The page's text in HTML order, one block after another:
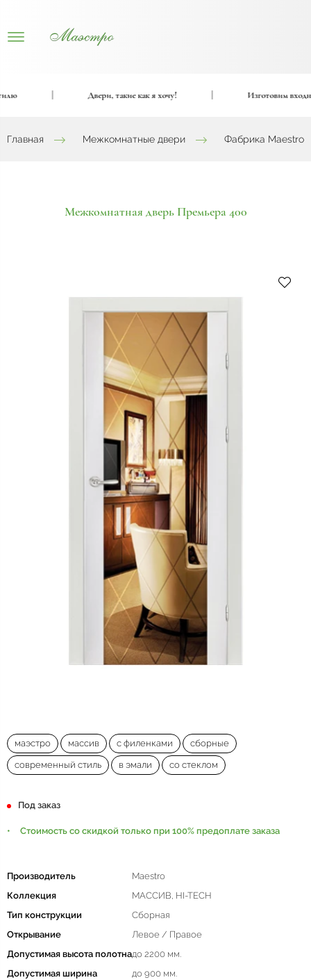
Двери, такие как я хочу! Изготовим
Главная Межкомнатные двери Фабрика Maestro
Межкомнатная дверь Премьера 400
маэстро массив с филенками сборные
современный стиль в эмали со стеклом
Под заказ
Стоимость со скидкой только при 100% предоплате заказа
Производитель
Maestro
Коллекция
МАССИВ, HI-TECH
Тип конструкции
Сборная
Открывание
Левое / Правое
Допустимая высота полотнадо 2200 мм.
Допустимая ширина
до 900 мм.